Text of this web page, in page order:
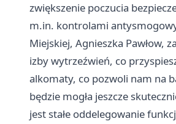
zwiększenie poczucia
m.in. kontrolami
Miejskiej, Agnieszka Pawłow,
izby wytrzeźwień, co
alkomaty, co pozwoli nam na
będzie mogła jeszcze
jest stałe oddelegowanie